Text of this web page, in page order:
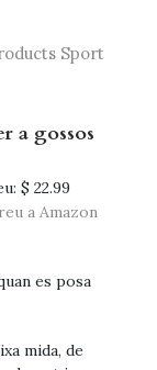
Sport
a gossos
$ 22.99
a Amazon
es posa
mida, de